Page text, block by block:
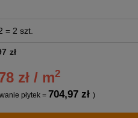
zł
zł / m2
płytek = 704,97 zł)